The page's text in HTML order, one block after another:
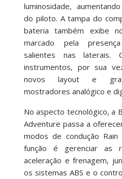
luminosidade,
do piloto. A tampa do
bateria também exibe
marcado pela
salientes nas laterais.
instrumentos, por sua
novos layout e
mostradores analógico e
No aspecto tecnológico, a
Adventure passa a
modos de condução
função é gerenciar as
aceleração e frenagem,
os sistemas ABS e o